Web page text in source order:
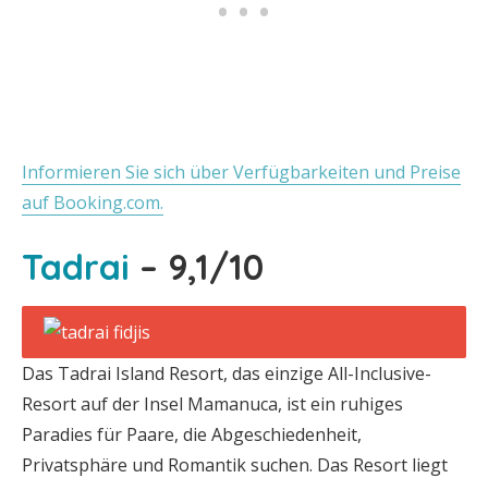
Informieren Sie sich über Verfügbarkeiten und Preise
auf Booking.com.
Tadrai – 9,1/10
Das Tadrai Island Resort, das einzige All-Inclusive-
Resort auf der Insel Mamanuca, ist ein ruhiges
Paradies für Paare, die Abgeschiedenheit,
Privatsphäre und Romantik suchen. Das Resort liegt